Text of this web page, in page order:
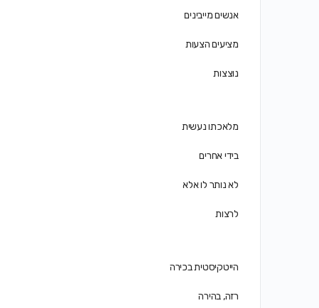
אנשים מייבינים
מציעים הצעות
נוצצות
מלאכתו נעשית
בידי אחרים
לא נותר לו אלא
לרצות
הייטקיסטית בכירה
רזה, בהירה